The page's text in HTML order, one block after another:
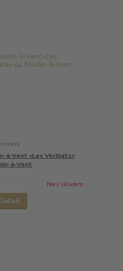
à-Vent «Les Vérillats»
à-Vent
Není skladem